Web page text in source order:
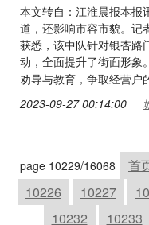
本文转自：江淮晨报本报
道，还影响市容市貌。记
获悉，该中队针对银杏路
动，全面提升了街面形象
劝导与教育，争取经营户
2023-09-27 00:14:00
page 10229/16068 首
10226
10227
10232
10233